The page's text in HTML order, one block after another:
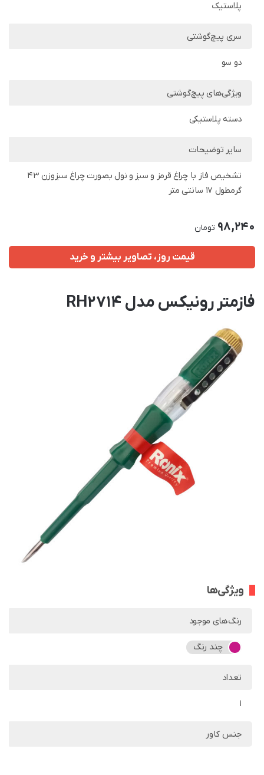
پلاستیک
سری پیچ‌گوشتی
دو سو
ویژگی‌های پیچ‌گوشتی
دسته پلاستیکی
سایر توضیحات
تشخیص فاز با چراغ قرمز و سبز و نول بصورت چراغ سبزوزن 43
گرمطول 17 سانتی متر
98,240 تومان
قیمت روز، تصاویر بیشتر و خرید
فازمتر رونیکس مدل RH2714
ویژگی‌ها
رنگ‌های موجود
چند رنگ
تعداد
1
جنس کاور